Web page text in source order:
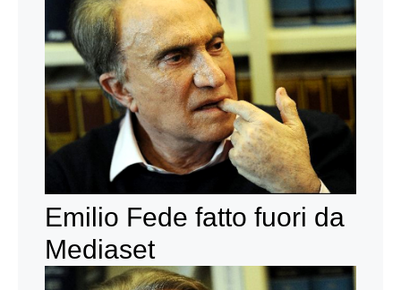
Emilio Fede fatto fuori da
Mediaset